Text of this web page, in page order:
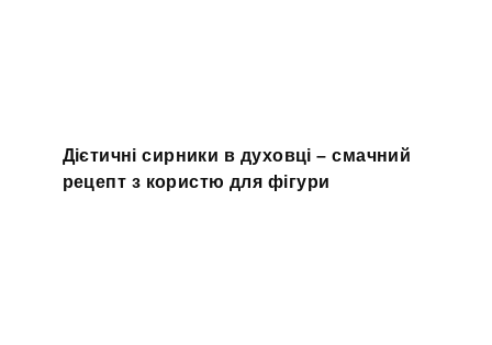
Дієтичні сирники в духовці – смачний
рецепт з користю для фігури